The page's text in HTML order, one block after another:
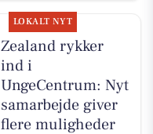
LOKALT NYT
Zealand rykker
ind i
UngeCentrum: Nyt
samarbejde giver
flere muligheder